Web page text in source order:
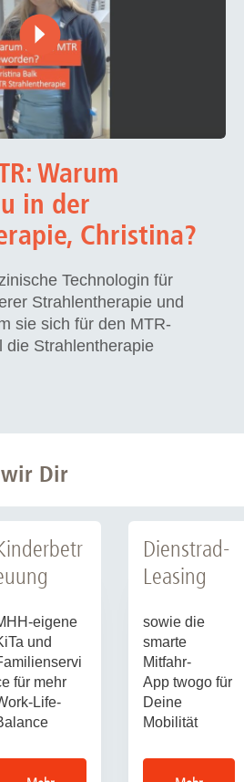
Warum
in der
Christina?
Technologin für
Strahlentherapie und
sie sich für den MTR-
die Strahlentherapie
Dir
eigene
und
für mehr
Life-
Dienstrad-
Leasing
sowie die
smarte
Mitfahr-
App twogo für
Deine
Mobilität